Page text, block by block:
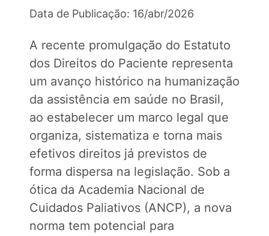
Data de Publicação: 16/abr/2026
A recente promulgação do Estatuto
dos Direitos do Paciente representa
um avanço histórico na humanização
da assistência em saúde no Brasil,
ao estabelecer um marco legal que
organiza, sistematiza e torna mais
efetivos direitos já previstos de
forma dispersa na legislação. Sob a
ótica da Academia Nacional de
Cuidados Paliativos (ANCP), a nova
norma tem potencial para